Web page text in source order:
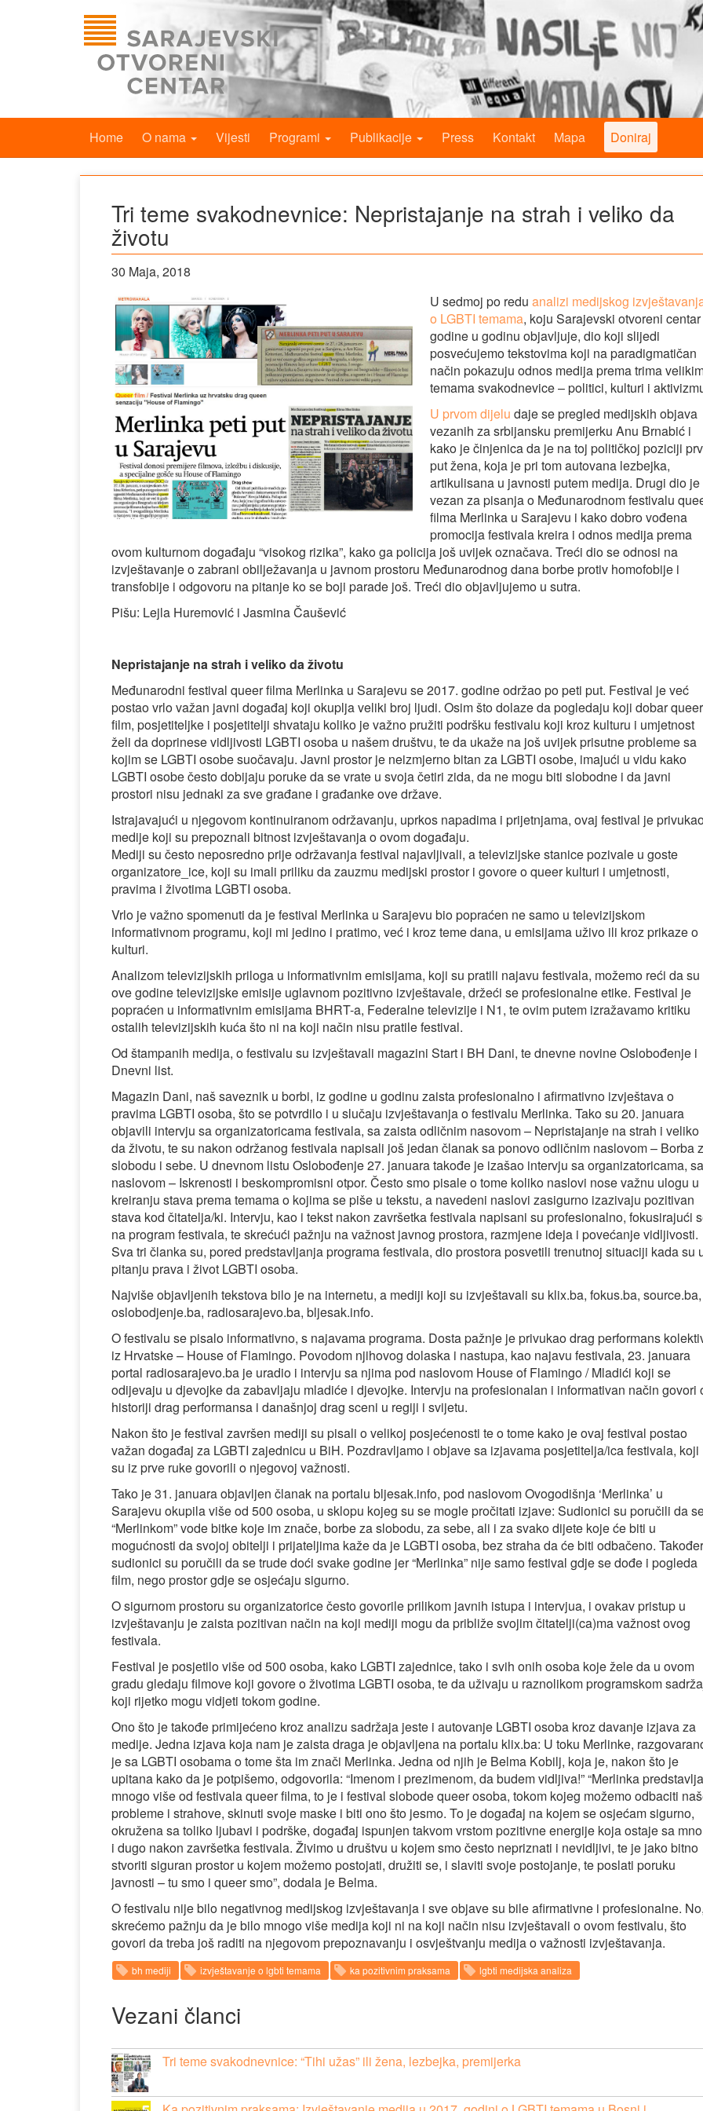
Home O nama Vijesti Programi Publikacije Press Kontakt Mapa Doniraj
Tri teme svakodnevnice: Nepristajanje na strah i veliko da
životu
30 Maja, 2018
U sedmoj po redu analizi medijskog
o LGBTI temama, koju Sarajevski otvoreni
godine u godinu objavljuje, dio koji slijedi
posvećujemo tekstovima koji na paradigmatičan
način pokazuju odnos medija prema trima
temama svakodnevice – politici, kulturi i
U prvom dijelu daje se pregled medijskih objava
vezanih za srbijansku premijerku Anu Brnabić i
kako je činjenica da je na toj političkoj poziciji
put žena, koja je pri tom autovana lezbejka,
artikulisana u javnosti putem medija. Drugi dio je
vezan za pisanja o Međunarodnom festivalu
filma Merlinka u Sarajevu i kako dobro vođena
promocija festivala kreira i odnos medija prema
ovom kulturnom događaju “visokog rizika”, kako ga policija još uvijek označava. Treći dio se odnosi na
izvještavanje o zabrani obilježavanja u javnom prostoru Međunarodnog dana borbe protiv homofobije i
transfobije i odgovoru na pitanje ko se boji parade još. Treći dio objavljujemo u sutra.
Pišu: Lejla Huremović i Jasmina Čaušević
Nepristajanje na strah i veliko da životu
Međunarodni festival queer filma Merlinka u Sarajevu se 2017. godine održao po peti put. Festival je već
postao vrlo važan javni događaj koji okuplja veliki broj ljudi. Osim što dolaze da pogledaju koji dobar queer
film, posjetiteljke i posjetitelji shvataju koliko je važno pružiti podršku festivalu koji kroz kulturu i umjetnost
želi da doprinese vidljivosti LGBTI osoba u našem društvu, te da ukaže na još uvijek prisutne probleme sa
kojim se LGBTI osobe suočavaju. Javni prostor je neizmjerno bitan za LGBTI osobe, imajući u vidu kako
LGBTI osobe često dobijaju poruke da se vrate u svoja četiri zida, da ne mogu biti slobodne i da javni
prostori nisu jednaki za sve građane i građanke ove države.
Istrajavajući u njegovom kontinuiranom održavanju, uprkos napadima i prijetnjama, ovaj festival je
medije koji su prepoznali bitnost izvještavanja o ovom događaju.
Mediji su često neposredno prije održavanja festival najavljivali, a televizijske stanice pozivale u goste
organizatore_ice, koji su imali priliku da zauzmu medijski prostor i govore o queer kulturi i umjetnosti,
pravima i životima LGBTI osoba.
Vrlo je važno spomenuti da je festival Merlinka u Sarajevu bio popraćen ne samo u televizijskom
informativnom programu, koji mi jedino i pratimo, već i kroz teme dana, u emisijama uživo ili kroz prikaze o
kulturi.
Analizom televizijskih priloga u informativnim emisijama, koji su pratili najavu festivala, možemo reći da su
ove godine televizijske emisije uglavnom pozitivno izvještavale, držeći se profesionalne etike. Festival je
popraćen u informativnim emisijama BHRT-a, Federalne televizije i N1, te ovim putem izražavamo kritiku
ostalih televizijskih kuća što ni na koji način nisu pratile festival.
Od štampanih medija, o festivalu su izvještavali magazini Start i BH Dani, te dnevne novine Oslobođenje i
Dnevni list.
Magazin Dani, naš saveznik u borbi, iz godine u godinu zaista profesionalno i afirmativno izvještava o
pravima LGBTI osoba, što se potvrdilo i u slučaju izvještavanja o festivalu Merlinka. Tako su 20. januara
objavili intervju sa organizatoricama festivala, sa zaista odličnim nasovom – Nepristajanje na strah i veliko
da životu, te su nakon održanog festivala napisali još jedan članak sa ponovo odličnim naslovom – Borba
slobodu i sebe. U dnevnom listu Oslobođenje 27. januara takođe je izašao intervju sa organizatoricama, sa
naslovom – Iskrenosti i beskompromisni otpor. Često smo pisale o tome koliko naslovi nose važnu ulogu u
kreiranju stava prema temama o kojima se piše u tekstu, a navedeni naslovi zasigurno izazivaju pozitivan
stava kod čitatelja/ki. Intervju, kao i tekst nakon završetka festivala napisani su profesionalno, fokusirajući
na program festivala, te skrećući pažnju na važnost javnog prostora, razmjene ideja i povećanje vidljivosti.
Sva tri članka su, pored predstavljanja programa festivala, dio prostora posvetili trenutnoj situaciji kada su
pitanju prava i život LGBTI osoba.
Najviše objavljenih tekstova bilo je na internetu, a mediji koji su izvještavali su klix.ba, fokus.ba, source.ba,
oslobodjenje.ba, radiosarajevo.ba, bljesak.info.
O festivalu se pisalo informativno, s najavama programa. Dosta pažnje je privukao drag performans
iz Hrvatske – House of Flamingo. Povodom njihovog dolaska i nastupa, kao najavu festivala, 23. januara
portal radiosarajevo.ba je uradio i intervju sa njima pod naslovom House of Flamingo / Mladići koji se
odijevaju u djevojke da zabavljaju mladiće i djevojke. Intervju na profesionalan i informativan način govori
historiji drag performansa i današnjoj drag sceni u regiji i svijetu.
Nakon što je festival završen mediji su pisali o velikoj posjećenosti te o tome kako je ovaj festival postao
važan događaj za LGBTI zajednicu u BiH. Pozdravljamo i objave sa izjavama posjetitelja/ica festivala, koji
su iz prve ruke govorili o njegovoj važnosti.
Tako je 31. januara objavljen članak na portalu bljesak.info, pod naslovom Ovogodišnja ‘Merlinka’ u
Sarajevu okupila više od 500 osoba, u sklopu kojeg su se mogle pročitati izjave: Sudionici su poručili da
“Merlinkom” vode bitke koje im znače, borbe za slobodu, za sebe, ali i za svako dijete koje će biti u
mogućnosti da svojoj obitelji i prijateljima kaže da je LGBTI osoba, bez straha da će biti odbačeno.
sudionici su poručili da se trude doći svake godine jer “Merlinka” nije samo festival gdje se dođe i pogleda
film, nego prostor gdje se osjećaju sigurno.
O sigurnom prostoru su organizatorice često govorile prilikom javnih istupa i intervjua, i ovakav pristup u
izvještavanju je zaista pozitivan način na koji mediji mogu da približe svojim čitatelji(ca)ma važnost ovog
festivala.
Festival je posjetilo više od 500 osoba, kako LGBTI zajednice, tako i svih onih osoba koje žele da u ovom
gradu gledaju filmove koji govore o životima LGBTI osoba, te da uživaju u raznolikom programskom
koji rijetko mogu vidjeti tokom godine.
Ono što je takođe primijećeno kroz analizu sadržaja jeste i autovanje LGBTI osoba kroz davanje izjava za
medije. Jedna izjava koja nam je zaista draga je objavljena na portalu klix.ba: U toku Merlinke,
je sa LGBTI osobama o tome šta im znači Merlinka. Jedna od njih je Belma Kobilj, koja je, nakon što je
upitana kako da je potpišemo, odgovorila: “Imenom i prezimenom, da budem vidljiva!” “Merlinka predstavlja
mnogo više od festivala queer filma, to je i festival slobode queer osoba, tokom kojeg možemo odbaciti
probleme i strahove, skinuti svoje maske i biti ono što jesmo. To je događaj na kojem se osjećam sigurno,
okružena sa toliko ljubavi i podrške, događaj ispunjen takvom vrstom pozitivne energije koja ostaje sa
i dugo nakon završetka festivala. Živimo u društvu u kojem smo često nepriznati i nevidljivi, te je jako bitno
stvoriti siguran prostor u kojem možemo postojati, družiti se, i slaviti svoje postojanje, te poslati poruku
javnosti – tu smo i queer smo”, dodala je Belma.
O festivalu nije bilo negativnog medijskog izvještavanja i sve objave su bile afirmativne i profesionalne.
skrećemo pažnju da je bilo mnogo više medija koji ni na koji način nisu izvještavali o ovom festivalu, što
govori da treba još raditi na njegovom prepoznavanju i osvještvanju medija o važnosti izvještavanja.
bh mediji izvještavanje o lgbti temama ka pozitivnim praksama lgbti medijska analiza
Vezani članci
Tri teme svakodnevnice: “Tihi užas” ili žena, lezbejka, premijerka